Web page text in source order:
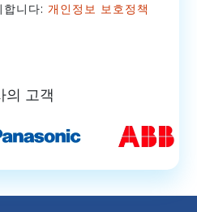
니다: 개인정보 보호정책
의 고객